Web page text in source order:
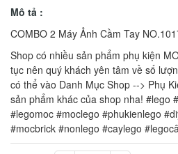
Mô tả :
COMBO 2 Máy Ảnh Cầm Tay
Shop có nhiều sản phẩm phụ kiện
tục nên quý khách yên tâm về số
có thể vào Danh Mục Shop --> Phụ
sản phẩm khác của shop nha! #lego
#legomoc #moclego #phukienlego
#mocbrick #nonlego #caylego